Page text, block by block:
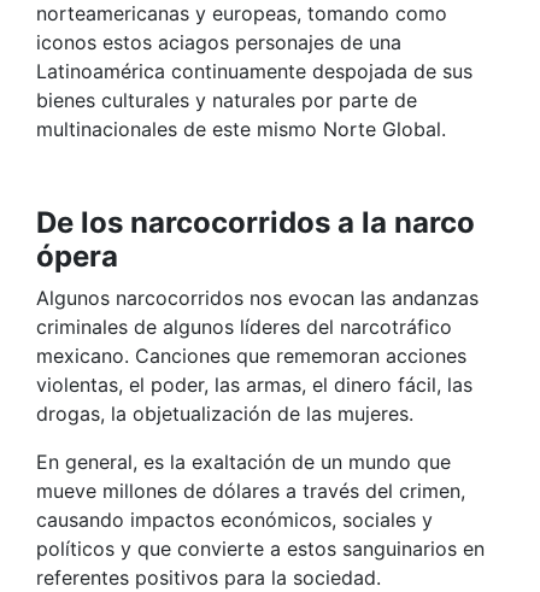
norteamericanas y europeas, tomando como
iconos estos aciagos personajes de una
Latinoamérica continuamente despojada de sus
bienes culturales y naturales por parte de
multinacionales de este mismo Norte Global.
De los narcocorridos a la narco
ópera
Algunos narcocorridos nos evocan las andanzas
criminales de algunos líderes del narcotráfico
mexicano. Canciones que rememoran acciones
violentas, el poder, las armas, el dinero fácil, las
drogas, la objetualización de las mujeres.
En general, es la exaltación de un mundo que
mueve millones de dólares a través del crimen,
causando impactos económicos, sociales y
políticos y que convierte a estos sanguinarios en
referentes positivos para la sociedad.